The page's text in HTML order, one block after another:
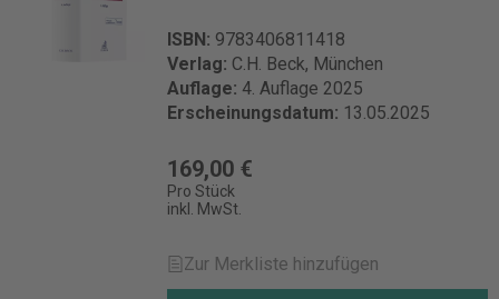
ISBN: 9783406811418
Verlag: C.H. Beck, München
Auflage: 4. Auflage 2025
Erscheinungsdatum: 13.05.2025
169,00 €
Pro Stück
inkl. MwSt.
Zur Merkliste hinzufügen